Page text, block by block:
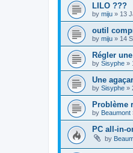
LILO ???
by miju » 13
outil
by miju » 14
Régler
by Sisyphe »
Une
by Sisyphe »
Problème
by Beaumont
PC all-in-
by